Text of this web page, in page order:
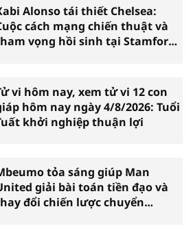
Alonso tái thiết Chelsea:
cách mạng chiến thuật và
vọng hồi sinh tại Stamford
vi hôm nay, xem tử vi 12 con
hôm nay ngày 4/8/2026: Tuổi
khởi nghiệp thuận lợi
tỏa sáng giúp Man
giải bài toán tiền đạo và
đổi chiến lược chuyển